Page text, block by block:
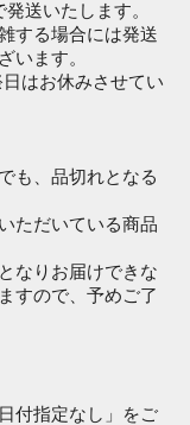
送いたします。
する場合には発送
います。
はお休みさせてい
も、品切れとなる
ただいている商品
なりお届けできな
すので、予めご了
付指定なし」をご